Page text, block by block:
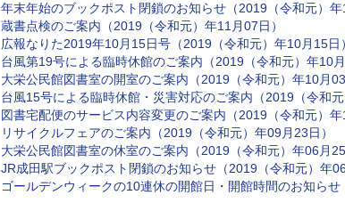
年末年始のブックポスト閉鎖のお知らせ（2019（令和元）
蔵書点検のご案内（2019（令和元）年11月07日）
広報なりた2019年10月15日号（2019（令和元）年10月15日
台風第19号による臨時休館のご案内（2019（令和元）年10
大栄公民館図書室の開室のご案内（2019（令和元）年10月
台風15号による臨時休館・災害対応のご案内（2019（令和
図書宅配便のサービス内容変更のご案内（2019（令和元）
リサイクルフェアのご案内（2019（令和元）年09月23日）
大栄公民館図書室の休室のご案内（2019（令和元）年06月
JR成田駅ブックポスト閉鎖のお知らせ（2019（令和元）年
ゴールデンウィークの10連休の開館日・開館時間のお知ら